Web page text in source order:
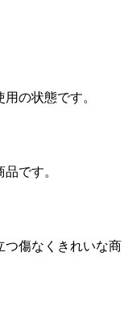
の状態です。
です。
つ傷なくきれいな商